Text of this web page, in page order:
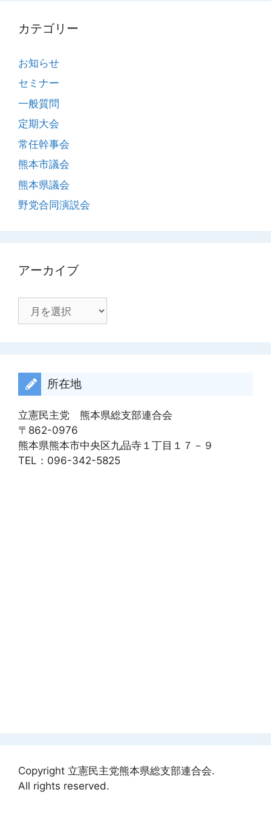
カテゴリー
お知らせ
セミナー
一般質問
定期大会
常任幹事会
熊本市議会
熊本県議会
野党合同演説会
アーカイブ
所在地
立憲民主党 熊本県総支部連合会
〒862-0976
熊本県熊本市中央区九品寺１丁目１７－９
TEL：096-342-5825
Copyright 立憲民主党熊本県総支部連合会.
All rights reserved.